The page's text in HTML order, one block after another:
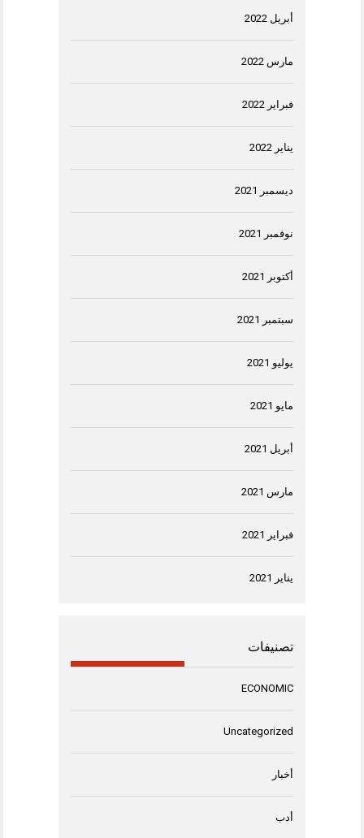
أبريل 2022
مارس 2022
فبراير 2022
يناير 2022
ديسمبر 2021
نوفمبر 2021
أكتوبر 2021
سبتمبر 2021
يوليو 2021
مايو 2021
أبريل 2021
مارس 2021
فبراير 2021
يناير 2021
تصنيفات
ECONOMIC
Uncategorized
أخبار
أدب